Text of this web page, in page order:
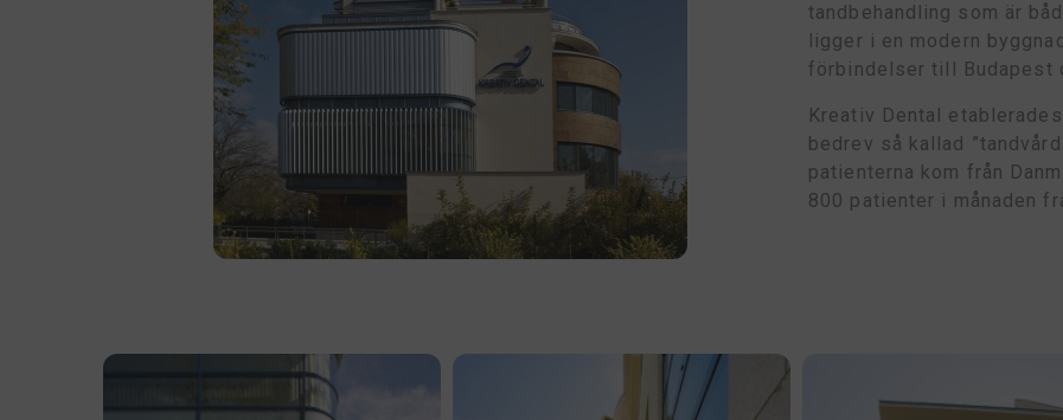
tandbehandling som är
ligger i en modern
förbindelser till Budapest
Kreativ Dental
bedrev så kallad
patienterna kom från
800 patienter i månaden